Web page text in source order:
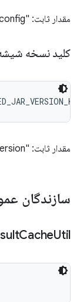
مقدار ثابت: "module_config"
کلید نسخه
مقدار ثابت: "tradefed.jar_version"
سازندگان
CacheUtil